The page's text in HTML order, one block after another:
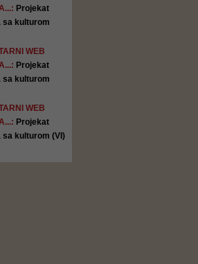
Projekat
sa kulturom
WEB
Projekat
sa kulturom
WEB
Projekat
sa kulturom (VI)